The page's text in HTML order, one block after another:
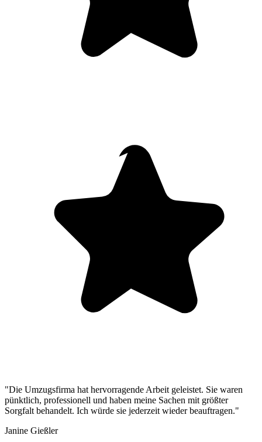
"Die Umzugsfirma hat hervorragende Arbeit geleistet. Sie waren
pünktlich, professionell und haben meine Sachen mit größter
Sorgfalt behandelt. Ich würde sie jederzeit wieder beauftragen."
Janine Gießler